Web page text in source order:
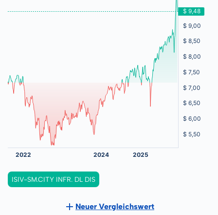
ISIV-SM.CITY INFR. DL DIS
Neuer Vergleichswert